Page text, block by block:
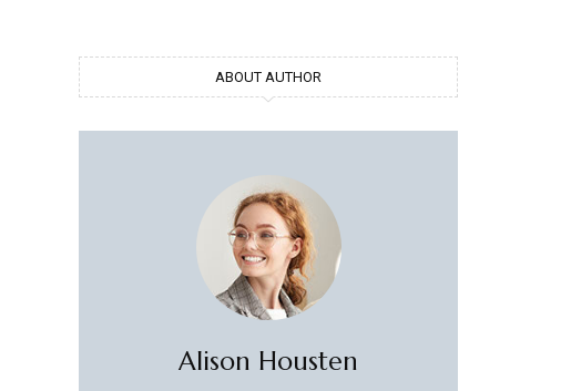
ABOUT AUTHOR
Alison Housten